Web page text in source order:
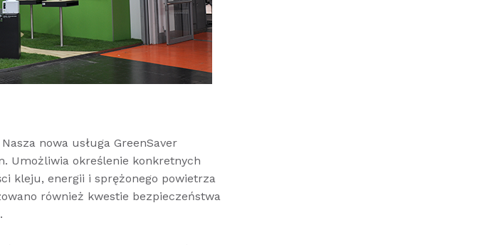
nowa usługa GreenSaver
Umożliwia określenie konkretnych
kleju, energii i sprężonego powietrza
również kwestie bezpieczeństwa